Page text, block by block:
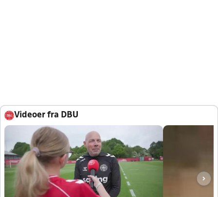
Videoer fra DBU